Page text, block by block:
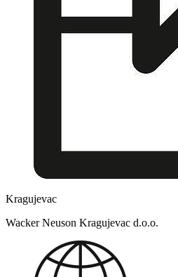
Kragujevac
Wacker Neuson Kragujevac d.o.o.